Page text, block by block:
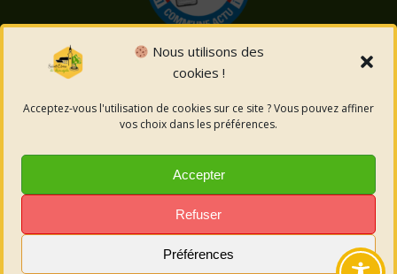
Nous utilisons des
cookies !
Acceptez-vous l'utilisation de cookies sur ce site ? Vous pouvez affiner
vos choix dans les préférences.
Accepter
Refuser
Préférences
© 2026 Saint-Côme-et-Maruéjols. Un service proposé
Mentions légales
Politique des cookies